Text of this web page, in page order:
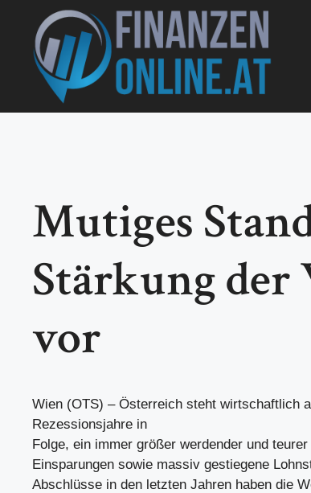
springen
Mutiges
Stärkung der
vor
Wien (OTS) – Österreich steht wirtschaftlich
Rezessionsjahre in
Folge, ein immer größer werdender und
Einsparungen sowie massiv gestiegene
Abschlüsse in den letzten Jahren haben die